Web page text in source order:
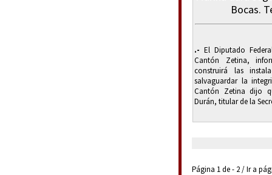
Bocas.
.- El Diputado
Cantón Zetina,
construirá las
salvaguardar la
Cantón Zetina dijo
Durán, titular de la
Página 1 de - 2 / Ir a